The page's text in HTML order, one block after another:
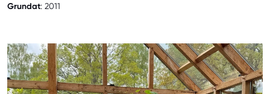
Grundat: 2011